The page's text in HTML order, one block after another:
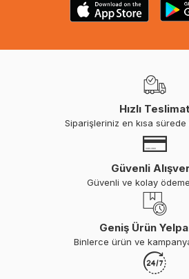
Hızlı Teslimat
Siparişleriniz en kısa sürede
Güvenli
Güvenli ve kolay
Geniş Ürün
Binlerce ürün ve